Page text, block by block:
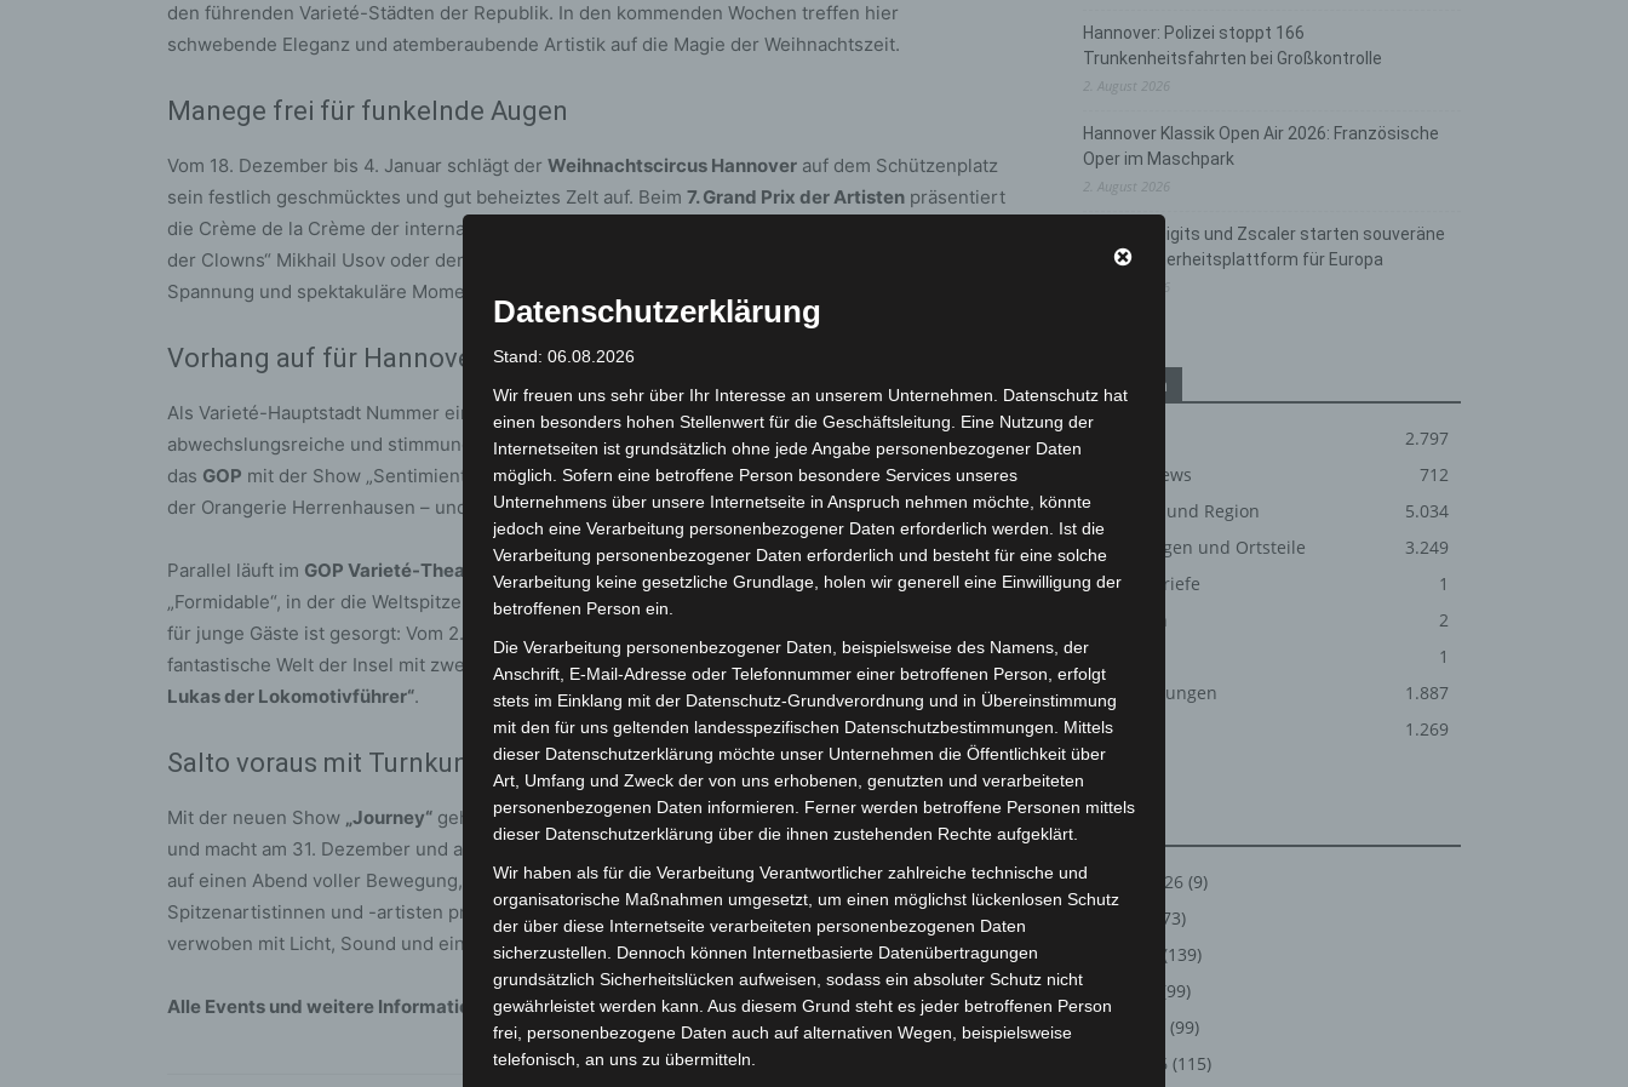
den führenden Varieté-Städten der Republik. In den kommenden Wochen treffen hier
schwebende Eleganz und atemberaubende Artistik auf die Magie der Weihnachtszeit.
Manege frei für funkelnde Augen
Vom 18. Dezember bis 4. Januar schlägt der Weihnachtscircus Hannover auf dem Schützenplatz
sein festlich geschmücktes und gut beheiztes Zelt auf. Beim 7. Grand Prix der Artisten präsentiert
die Crème de la Crème der internationalen Artistik-Szene ihr Können: Legenden wie der „König
der Clowns“ Mikhail Usov oder der Grandseigneur der Jonglage Kris Kremo sorgen für Spaß,
Spannung und spektakuläre Momente.
Vorhang auf für Hannovers Bühnenwinter
Als Varieté-Hauptstadt Nummer eins bietet Hannover gleich drei Shows, die für
abwechslungsreiche und stimmungsvolle Abende sorgen. Vom 21. November bis 18. Januar bringt
das GOP mit der Show „Sentimientos“ das traditionelle Wintervarieté in das ehrwürdige Ambiente
der Orangerie Herrenhausen – und damit das Feuer Spaniens in die kalte Jahreszeit.
Parallel läuft im GOP Varieté-Theater
in der Georgstraße bis zum 4. Januar die Show
„Formidable“, in der die Weltspitze der Zirkuskunst artistische Höchstleistungen zeigt. Und auch
für junge Gäste ist gesorgt: Vom 2. November bis 4. Januar verwandelt sich das Haus in die
fantastische Welt der Insel mit zwei Bergen – mit dem Kinderweihnachtsmusical
„Jim Knopf und
Lukas der Lokomotivführer“.
Salto voraus mit Turnkunst auf Tour
Mit der neuen Show „Journey“ geht dasFeuerwerk der Turnkunstauf große Deutschlandtour –
und macht am 31. Dezember und am 17. Januar auch in Hannover Station. Das Publikum darf sich
auf einen Abend voller Bewegung, Akrobatik, Musik und Emotionen freuen. Internationale
Spitzenartistinnen und -artisten präsentieren Turnkunst auf höchstem Niveau, kunstvoll
verwoben mit Licht, Sound und eindrucksvollen Bühnenbildern.
Alle Events und weitere Informationen finden Sie hier.
Hannover: Polizei stoppt 166
Trunkenheitsfahrten bei Großkontrolle
2. August 2026
Hannover Klassik Open Air 2026: Französische
Oper im Maschpark
2. August 2026
Schwarz Digits und Zscaler starten souveräne
Cloud-Sicherheitsplattform für Europa
Kategorien
2.797
Corona-News
712
Hannover und Region
5.034
Langenhagen und Ortsteile
3.249
Leserbriefe
1
Menschen
2
Über uns
1
Veranstaltungen
1.887
Welt
1.269
August 2026 (9)
(73)
(139)
(99)
(99)
März 2026 (115)
Datenschutzerklärung
Stand: 06.08.2026
Wir freuen uns sehr über Ihr Interesse an unserem Unternehmen. Datenschutz hat
einen besonders hohen Stellenwert für die Geschäftsleitung. Eine Nutzung der
Internetseiten ist grundsätzlich ohne jede Angabe personenbezogener Daten
möglich. Sofern eine betroffene Person besondere Services unseres
Unternehmens über unsere Internetseite in Anspruch nehmen möchte, könnte
jedoch eine Verarbeitung personenbezogener Daten erforderlich werden. Ist die
Verarbeitung personenbezogener Daten erforderlich und besteht für eine solche
Verarbeitung keine gesetzliche Grundlage, holen wir generell eine Einwilligung der
betroffenen Person ein.
Die Verarbeitung personenbezogener Daten, beispielsweise des Namens, der
Anschrift, E-Mail-Adresse oder Telefonnummer einer betroffenen Person, erfolgt
stets im Einklang mit der Datenschutz-Grundverordnung und in Übereinstimmung
mit den für uns geltenden landesspezifischen Datenschutzbestimmungen. Mittels
dieser Datenschutzerklärung möchte unser Unternehmen die Öffentlichkeit über
Art, Umfang und Zweck der von uns erhobenen, genutzten und verarbeiteten
personenbezogenen Daten informieren. Ferner werden betroffene Personen mittels
dieser Datenschutzerklärung über die ihnen zustehenden Rechte aufgeklärt.
Wir haben als für die Verarbeitung Verantwortlicher zahlreiche technische und
organisatorische Maßnahmen umgesetzt, um einen möglichst lückenlosen Schutz
der über diese Internetseite verarbeiteten personenbezogenen Daten
sicherzustellen. Dennoch können Internetbasierte Datenübertragungen
grundsätzlich Sicherheitslücken aufweisen, sodass ein absoluter Schutz nicht
gewährleistet werden kann. Aus diesem Grund steht es jeder betroffenen Person
frei, personenbezogene Daten auch auf alternativen Wegen, beispielsweise
telefonisch, an uns zu übermitteln.